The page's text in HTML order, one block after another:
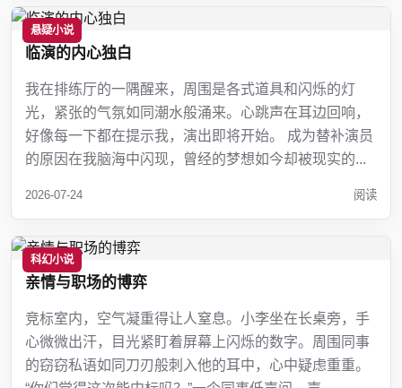
悬疑小说
临演的内心独白
我在排练厅的一隅醒来，周围是各式道具和闪烁的灯
光，紧张的气氛如同潮水般涌来。心跳声在耳边回响，
好像每一下都在提示我，演出即将开始。 成为替补演员
的原因在我脑海中闪现，曾经的梦想如今却被现实的...
2026-07-24 阅读
科幻小说
亲情与职场的博弈
竞标室内，空气凝重得让人窒息。小李坐在长桌旁，手
心微微出汗，目光紧盯着屏幕上闪烁的数字。周围同事
的窃窃私语如同刀刃般刺入他的耳中，心中疑虑重重。